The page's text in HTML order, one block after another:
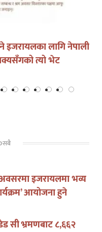
इजरायलका लागि नेपाली
त्यो भेट
इजरायलमा भव्य
आयोजना हुने
सी भ्रमणबाट ८,६६२